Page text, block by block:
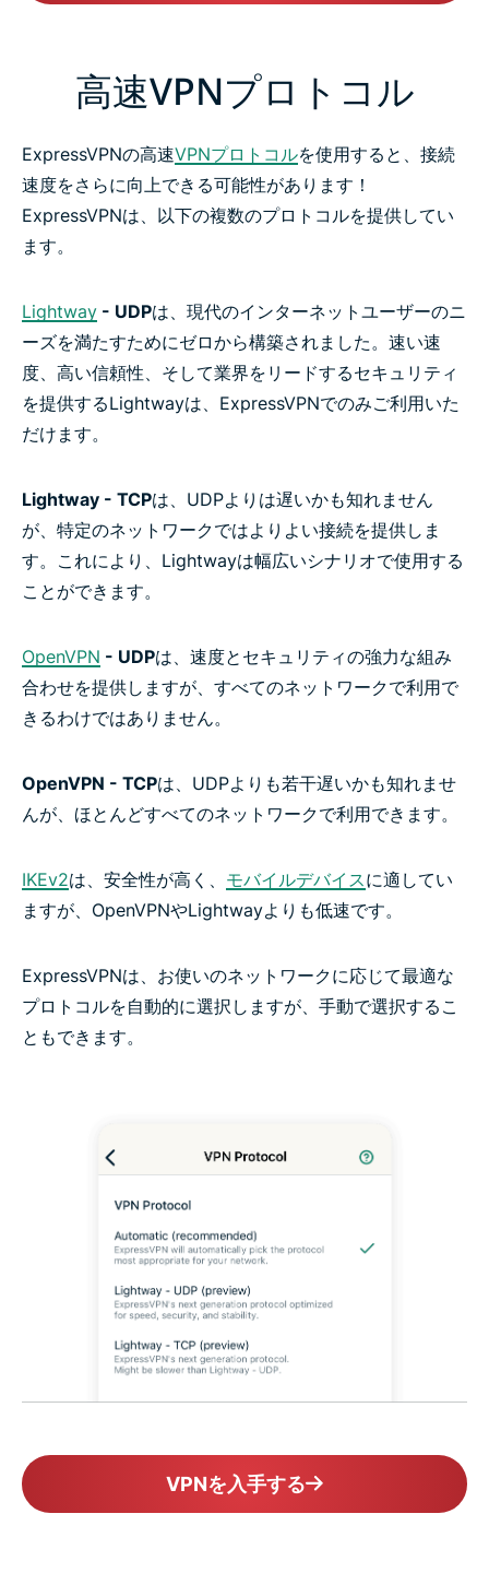
高速VPNプロトコル
ExpressVPNの高速VPNプロトコルを使用すると、接続
速度をさらに向上できる可能性があります！
ExpressVPNは、以下の複数のプロトコルを提供してい
ます。
Lightway - UDPは、現代のインターネットユーザーのニ
ーズを満たすためにゼロから構築されました。速い速
度、高い信頼性、そして業界をリードするセキュリティ
を提供するLightwayは、ExpressVPNでのみご利用いた
だけます。
Lightway - TCPは、UDPよりは遅いかも知れません
が、特定のネットワークではよりよい接続を提供しま
す。これにより、Lightwayは幅広いシナリオで使用する
ことができます。
OpenVPN - UDPは、速度とセキュリティの強力な組み
合わせを提供しますが、すべてのネットワークで利用で
きるわけではありません。
OpenVPN - TCPは、UDPよりも若干遅いかも知れませ
んが、ほとんどすべてのネットワークで利用できます。
IKEv2は、安全性が高く、 モバイルデバイスに適してい
ますが、OpenVPNやLightwayよりも低速です。
ExpressVPNは、お使いのネットワークに応じて最適な
プロトコルを自動的に選択しますが、手動で選択するこ
ともできます。
VPNを入手する